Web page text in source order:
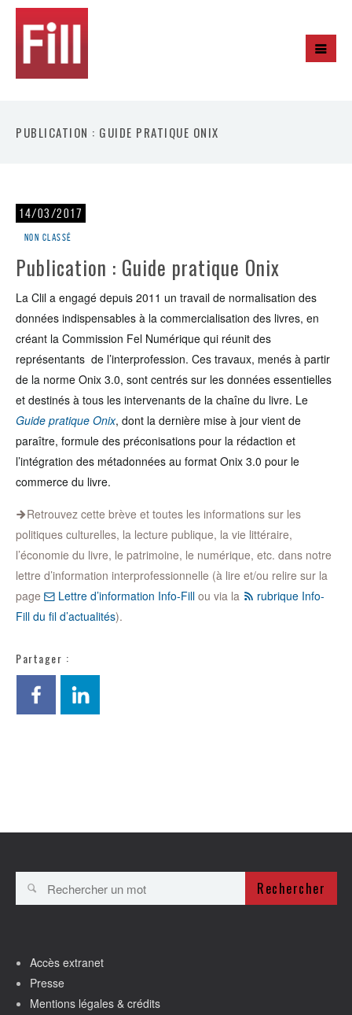
PUBLICATION : GUIDE PRATIQUE ONIX
14/03/2017
Non classé
Publication : Guide pratique Onix
La Clil a engagé depuis 2011 un travail de normalisation des
données indispensables à la commercialisation des livres, en
créant la Commission Fel Numérique qui réunit des
représentants de l’interprofession. Ces travaux, menés à partir
de la norme Onix 3.0, sont centrés sur les données essentielles
et destinés à tous les intervenants de la chaîne du livre. Le
Guide pratique Onix, dont la dernière mise à jour vient de
paraître, formule des préconisations pour la rédaction et
l’intégration des métadonnées au format Onix 3.0 pour le
commerce du livre.
Retrouvez cette brève et toutes les informations sur les
politiques culturelles, la lecture publique, la vie littéraire,
l’économie du livre, le patrimoine, le numérique, etc. dans notre
lettre d’information interprofessionnelle (à lire et/ou relire sur la
page
Lettre d’information Info-Fill ou via la
rubrique Info-
Fill du fil d’actualités).
Partager :
Rechercher
Accès extranet
Presse
Mentions légales & crédits